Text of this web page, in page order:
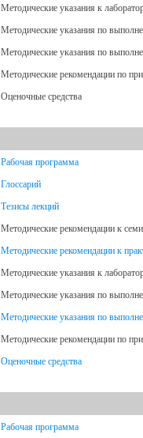
Методические указания к
Методические указания по
Методические указания по
Методические рекомендации по
Оценочные средства
Рабочая программа
Глоссарий
Тезисы лекций
Методические рекомендации к
Методические рекомендации к
Методические указания к
Методические указания по
Методические указания по
Методические рекомендации по
Оценочные средства
Рабочая программа